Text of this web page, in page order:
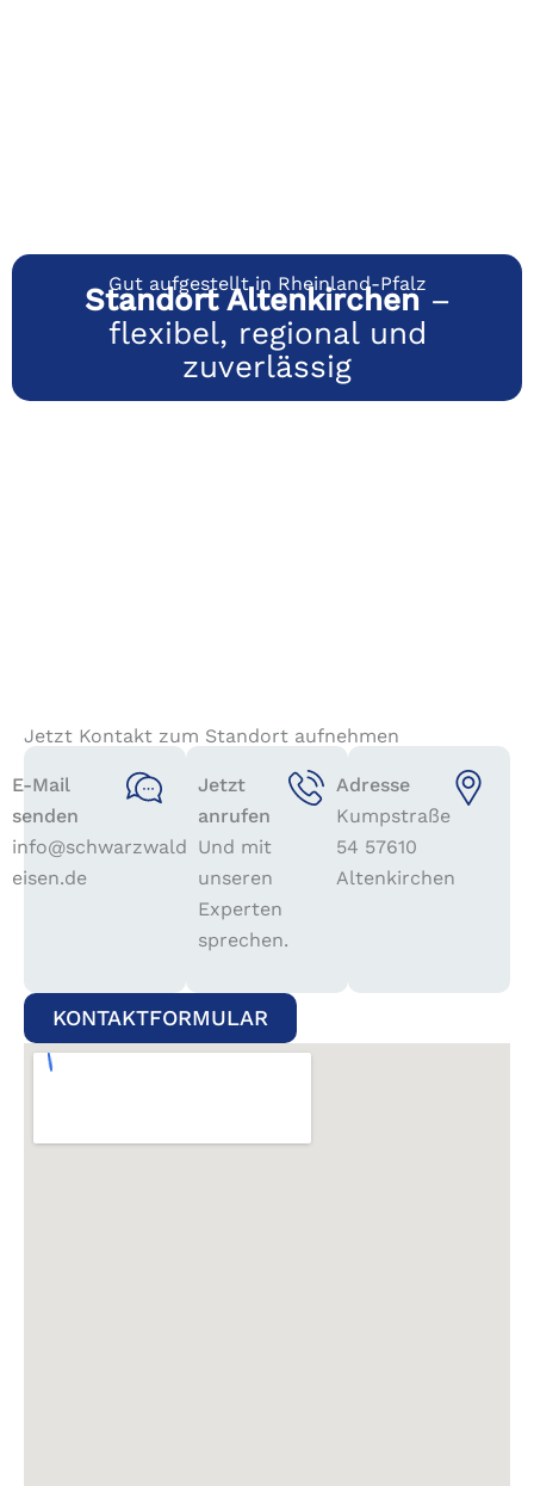
Gut aufgestellt in Rheinland-Pfalz
Standort Altenkirchen–
flexibel, regional und
zuverlässig
Jetzt Kontakt zum Standort aufnehmen
E-Mail
senden
info@schwarzwald-
eisen.de
Jetzt
anrufen
Und mit
unseren
Experten
sprechen.
Adresse
Kumpstraße
54 57610
Altenkirchen
KONTAKTFORMULAR